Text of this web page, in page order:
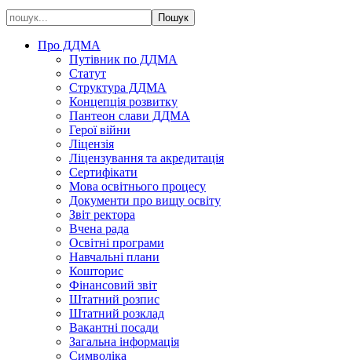
Про ДДМА
Путівник по ДДМА
Статут
Структура ДДМА
Концепція розвитку
Пантеон слави ДДМА
Герої війни
Ліцензія
Ліцензування та акредитація
Сертифікати
Мова освітнього процесу
Документи про вищу освіту
Звіт ректора
Вчена рада
Освітні програми
Навчальні плани
Кошторис
Фінансовий звіт
Штатний розпис
Штатний розклад
Вакантні посади
Загальна інформація
Символіка